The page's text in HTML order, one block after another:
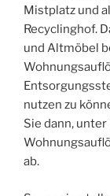
Mistplatz und
Recyclinghof.
und Altmöbel
nutzen zu
Sie dann,
ab.